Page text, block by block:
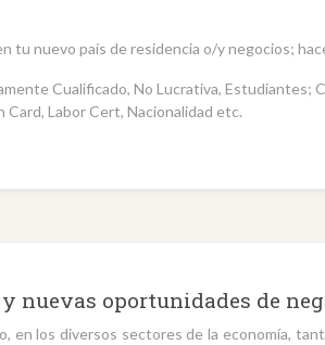
tu nuevo país de residencia o/y negocios;
Cualificado, No Lucrativa, Estudiantes;
Labor Cert, Nacionalidad etc.
nuevas oportunidades de
en los diversos sectores de la economía,